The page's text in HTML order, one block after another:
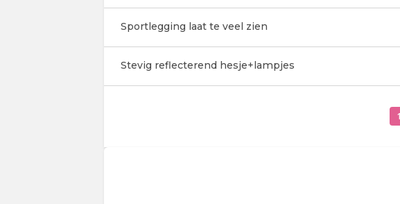
Sportlegging laat te veel zien
Stevig reflecterend hesje+lampjes
1